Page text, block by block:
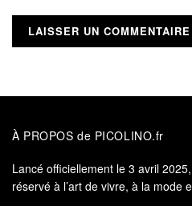
À PROPOS de PICOLINO.fr
Lancé officiellement le 3 avril 2025,
réservé à l’art de vivre, à la mode